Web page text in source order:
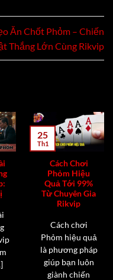
Ăn Chốt Phỏm – Chiến
Thắng Lớn Cùng Rikvip
Cách Chơi
Phỏm Hiệu
Quả Tới 99%
Từ Chuyên Gia
Rikvip
Cách chơi
Phỏm hiệu quả
là phương pháp
giúp bạn luôn
giành chiến
25
Th1